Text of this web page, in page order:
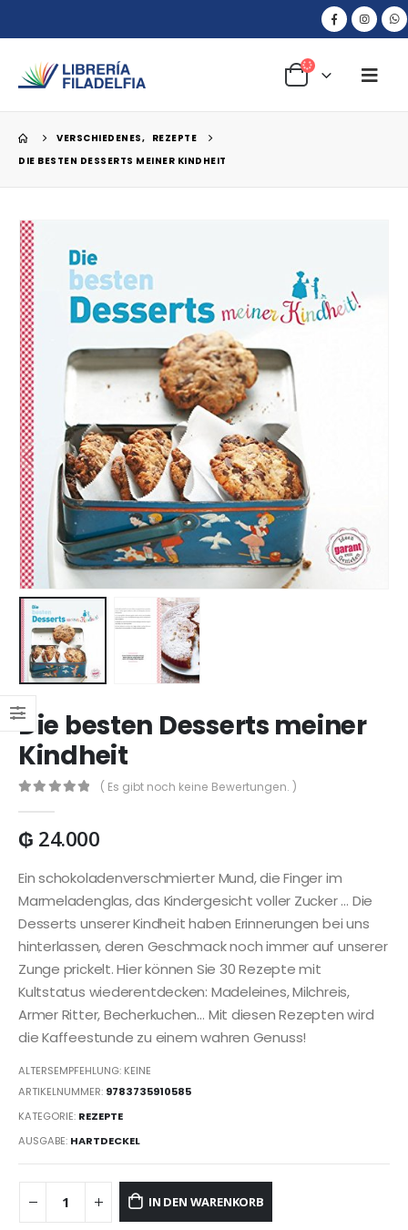
VERSCHIEDENES, REZEPTE
DIE BESTEN DESSERTS MEINER KINDHEIT
Die besten Desserts meiner
Kindheit
( Es gibt noch keine Bewertungen. )
₲ 24.000
Ein schokoladenverschmierter Mund, die Finger im
Marmeladenglas, das Kindergesicht voller Zucker … Die
Desserts unserer Kindheit haben Erinnerungen bei uns
hinterlassen, deren Geschmack noch immer auf unserer
Zunge prickelt. Hier können Sie 30 Rezepte mit
Kultstatus wiederentdecken: Madeleines, Milchreis,
Armer Ritter, Becherkuchen… Mit diesen Rezepten wird
die Kaffeestunde zu einem wahren Genuss!
ALTERSEMPFEHLUNG: KEINE
ARTIKELNUMMER: 9783735910585
KATEGORIE: REZEPTE
AUSGABE: HARTDECKEL
IN DEN WARENKORB